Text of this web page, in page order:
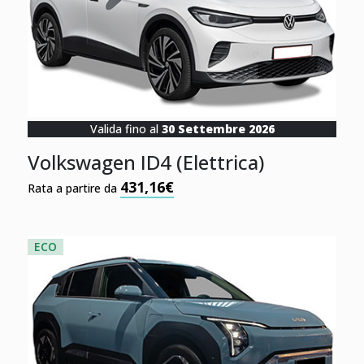
Valida fino al 30 Settembre 2026
Volkswagen ID4 (Elettrica)
Rata a partire da 431,16€
ECO